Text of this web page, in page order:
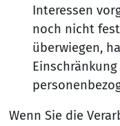
Interessen
noch nicht
überwiegen,
Wenn Sie die